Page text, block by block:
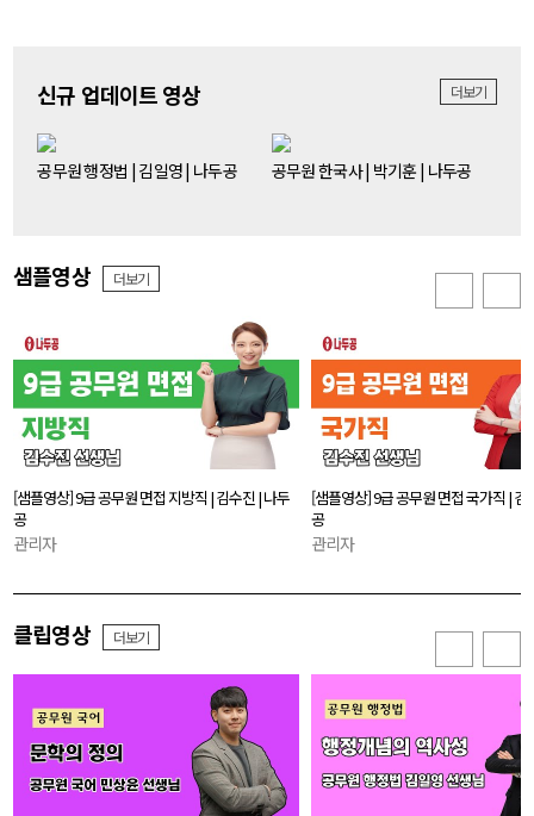
신규 업데이트 영상 더보기
공무원 행정법 | 김일영 | 나두공 공무원 한국사 | 박기훈 | 나두공
샘플영상 더보기
[샘플영상] 9급 공무원 면접 지방직 | 김수진 | 나두
공
관리자
[샘플영상] 9급 공무원 면접 국가직 | 김
공
관리자
클립영상 더보기